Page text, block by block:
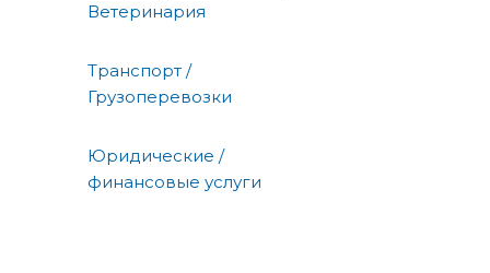
Ветеринария
Транспорт /
Грузоперевозки
Юридические /
финансовые услуги